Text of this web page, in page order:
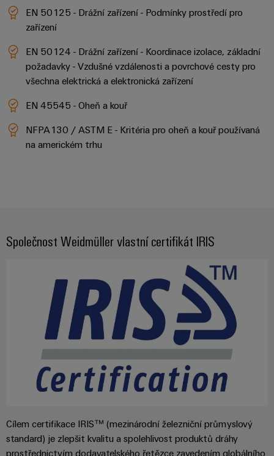
EN 50125 - Drážní zařízení - Podmínky prostředí pro
zařízení
EN 50124 - Drážní zařízení - Koordinace izolace, základní
požadavky - Vzdušné vzdálenosti a povrchové cesty pro
všechna elektrická a elektronická zařízení
EN 45545 - Oheň a kouř
NFPA130 / ASTM E - Kritéria pro oheň a kouř používaná
na americkém trhu
Společnost Weidmüller vlastní certifikát IRIS
Cílem certifikace IRIS™ (mezinárodní železniční průmyslový
standard) je zlepšit kvalitu a spolehlivost produktů dráhy
prostřednictvím dodavatelského řetězce zavedením globálního